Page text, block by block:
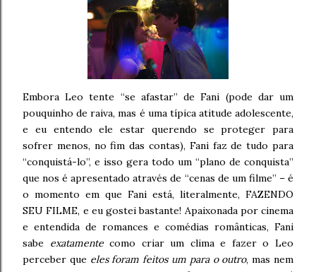
Embora Leo tente “se afastar” de Fani (pode dar um
pouquinho de raiva, mas é uma típica atitude adolescente,
e eu entendo ele estar querendo se proteger para
sofrer menos, no fim das contas), Fani faz de tudo para
“conquistá-lo”, e isso gera todo um “plano de conquista”
que nos é apresentado através de “cenas de um filme” – é
o momento em que Fani está, literalmente, FAZENDO
SEU FILME, e eu gostei bastante! Apaixonada por cinema
e entendida de romances e comédias românticas, Fani
sabe exatamentecomo criar um clima e fazer o Leo
perceber que eles foram feitos um para o outro, mas nem